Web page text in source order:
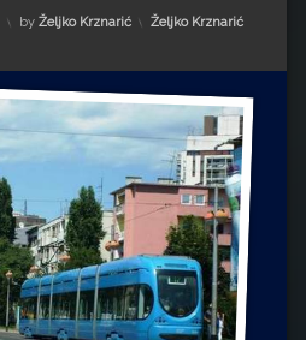
by Željko Krznarić Kategorije:
Željko Krznarić